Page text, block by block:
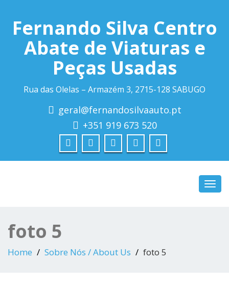
Fernando Silva Centro
Abate de Viaturas e
Peças Usadas
Rua das Olelas – Armazém 3, 2715-128 SABUGO
geral@fernandosilvaauto.pt
+351 919 673 520
foto 5
Home Sobre Nós / About Us foto 5